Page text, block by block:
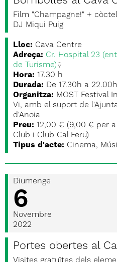
Film "Champagne!" +
DJ Miqui Puig
Lloc: Cava Centre
Adreça: Cr. Hospital 23
de Turisme)
Hora: 17.30 h
Durada: De 17.30h a 22.00h
Organitza: MOST Festival
Vi, amb el suport de
d'Anoia
Preu: 12,00 € (9,00 € per a
Club i Club Cal Feru)
Tipus d'acte: Cinema,
Diumenge
6
Novembre
2022
Portes obertes al